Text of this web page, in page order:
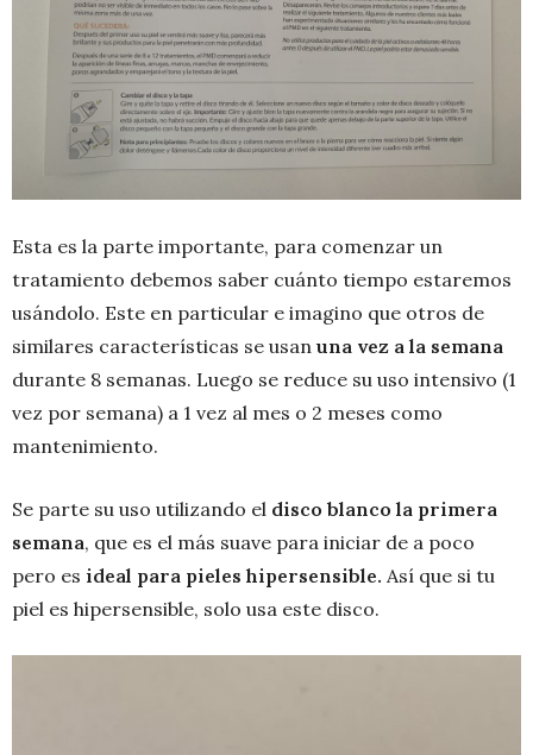
Esta es la parte importante, para comenzar un
tratamiento debemos saber cuánto tiempo estaremos
usándolo. Este en particular e imagino que otros de
similares características se usan una vez a la semana
durante 8 semanas. Luego se reduce su uso intensivo (1
vez por semana) a 1 vez al mes o 2 meses como
mantenimiento.
Se parte su uso utilizando el disco blanco la primera
semana, que es el más suave para iniciar de a poco
pero es ideal para pieles hipersensible. Así que si tu
piel es hipersensible, solo usa este disco.